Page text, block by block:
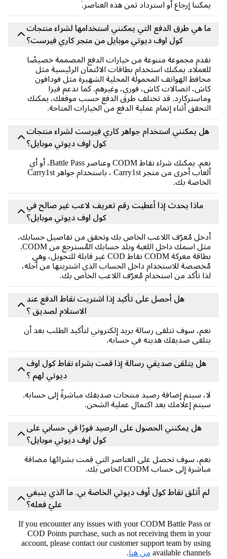
يمكننا إرجاع أو استرداد ثمن هذه العناصر.
ما هي طرق الدفع التي يمكنني استخدامها لشراء منتجات
كول اوف ديوتي موبايل من متجر كاري فيرست؟
نقدم مجموعة متنوعة من خيارات الدفع المصممة خصيصًا
للعملاء. يمكنك استخدام بطاقات الائتمان الرئيسية مثل
محافظ الهواتف المحمولة المحلية الشهيرة مثل فودافون
كاش، اتصالات كاش، فوري، وغيرهم. كما ندعم فيزا
وماستركارد. قد تختلف طرق الدفع حسب موقعك، يمكنك
التحقق أثناء إتمام عملية الدفع من الخيارات المتاحة.
هل يمكنني استخدام جواهر كاري فيرست لشراء منتجات
كول اوف ديوتي موبايل؟
نعم. يمكنك شراء نقاط CODM وعناصر Battle Pass، أو أي
ألعاب أخرى من متجر Carry1st ، باستخدام جواهر Carry1st
الخاصة بك.
ماذا يحدث إذا أعطيت رقم تعريف لاعب غير صالح في
كول اوف ديوتي موبايل؟
أدخل مُعرّف اللاعب الخاص بك وتحقق من تفاصيل حسابك،
مثل اسمك داخل اللعبة وبلد حسابك المُسترجع من CODM.
بطاقة معركة CODM نقاط COD غير قابلة للتحويل، وهي
مُخصصة للاستخدام داخل الحساب الذي اشتريتها من أجله،
لذا تأكد من استخدام مُعرّف اللاعب الخاص بك.
هل أحصل على تأكيد إذا اشتريت نقاط الدفع عند
الاستلام لصديق ؟
نعم، سوف تتلقى رسالة بريد إلكتروني لتأكيد الطلب بعد أن
يتلقى صديقك هديته في حسابه.
هل يتلقى صديقي رسالة إذا قمت بشراء نقاط كول اوف
ديوتي لهم ؟
لا، سيتم إضافة رصيد منتجات صديقك مباشرةً إلى حسابه.
سيتم إعلامك بعد اكتمال عملية الشحن.
هل يمكنني الحصول على الرصيد فورًا في حسابي على
كول اوف ديوتي موبايل؟
نعم، سوف تحصل على العناصر التي قمت بشرائها مضافة
مباشرة إلى حساب CODM الخاص بك.
لم أتلق نقاط كول أوف ديوتي الخاصة بي. ما الذي ينبغي
عليّ فعله؟
If you encounter any issues with your CODM Battle Pass or
COD Points purchase, such as not receiving them in your
account, please contact our customer support team by using
available channels من هنا .